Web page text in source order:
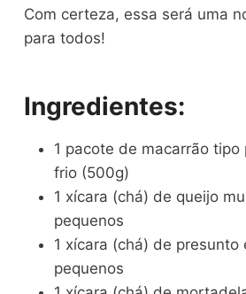
Com certeza, essa será uma
para todos!
Ingredientes:
1 pacote de macarrão
frio (500g)
1 xícara (chá) de queijo
pequenos
1 xícara (chá) de presunto
pequenos